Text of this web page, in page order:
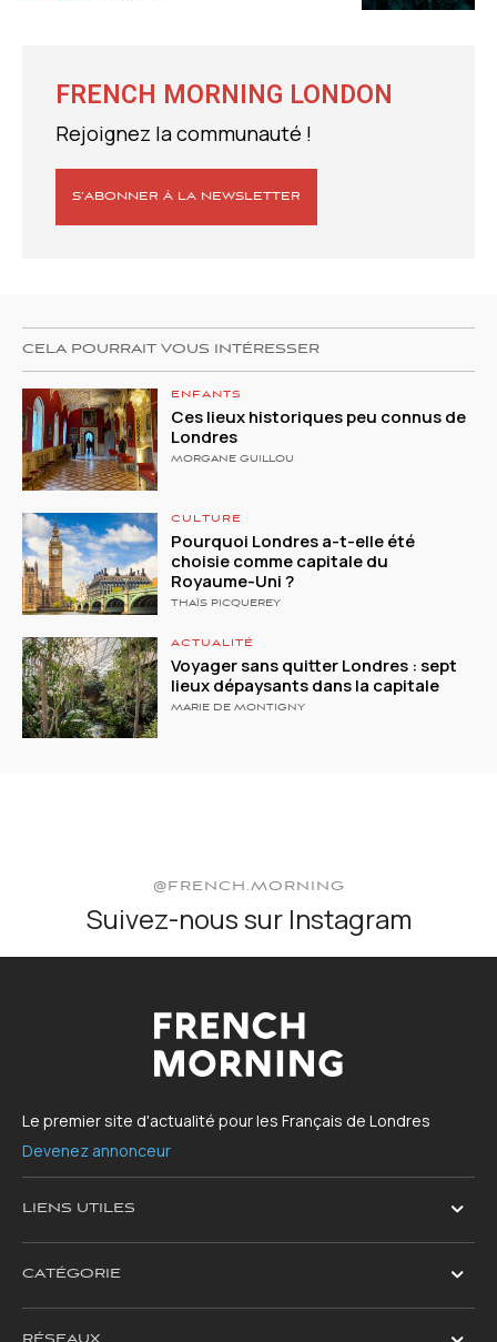
FRENCH MORNING LONDON
Rejoignez la communauté !
S’ABONNER À LA NEWSLETTER
CELA POURRAIT VOUS INTÉRESSER
ENFANTS
Ces lieux historiques peu connus de
Londres
MORGANE GUILLOU
CULTURE
Pourquoi Londres a-t-elle été
choisie comme capitale du
Royaume-Uni ?
THAÏS PICQUEREY
ACTUALITÉ
Voyager sans quitter Londres : sept
lieux dépaysants dans la capitale
MARIE DE MONTIGNY
@FRENCH.MORNING
Suivez-nous sur Instagram
Le premier site d'actualité pour les Français de Londres
Devenez annonceur
LIENS UTILES
CATÉGORIE